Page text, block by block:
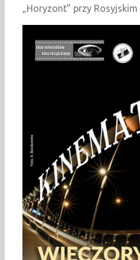
„Horyzont” przy